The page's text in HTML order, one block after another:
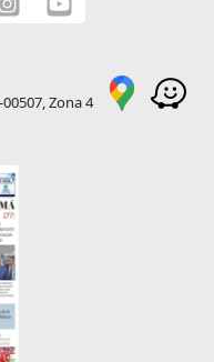
Zona 4